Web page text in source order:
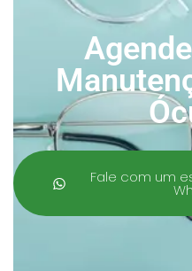
Fale com um